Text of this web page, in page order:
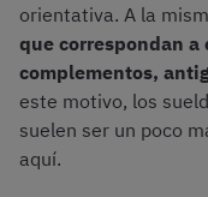
orientativa. A la
que correspondan a
complementos,
este motivo, los
suelen ser un poco
aquí.